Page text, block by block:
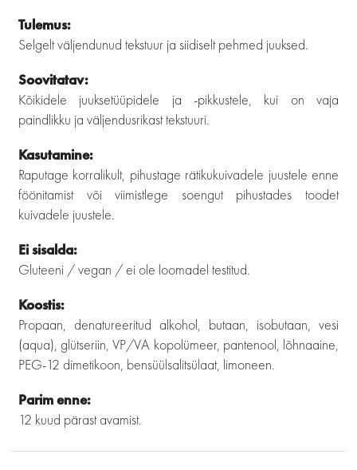
Tulemus:
Selgelt väljendunud tekstuur ja siidiselt pehmed juuksed.
Soovitatav:
Kõikidele juuksetüüpidele ja -pikkustele, kui on vaja
paindlikku ja väljendusrikast tekstuuri.
Kasutamine:
Raputage korralikult, pihustage rätikukuivadele juustele enne
föönitamist või viimistlege soengut pihustades toodet
kuivadele juustele.
Ei sisalda:
Gluteeni / vegan / ei ole loomadel testitud.
Koostis:
Propaan, denatureeritud alkohol, butaan, isobutaan, vesi
(aqua), glütseriin, VP/VA kopolümeer, pantenool, lõhnaaine,
PEG-12 dimetikoon, bensüülsalitsülaat, limoneen.
Parim enne:
12 kuud pärast avamist.